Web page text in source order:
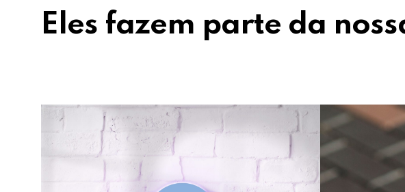
Eles fazem parte da